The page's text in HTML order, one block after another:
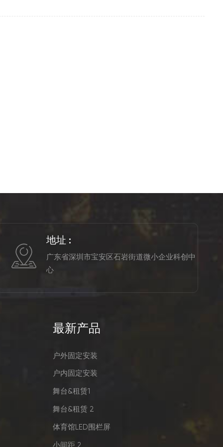
地址 :
广东省深圳市宝安区石岩街道微小企业科创中
心
最新产品
户外固定安装
户内固定安装
舞台&租赁1
舞台&租赁 2
体育馆LED围栏屏
小间距 2